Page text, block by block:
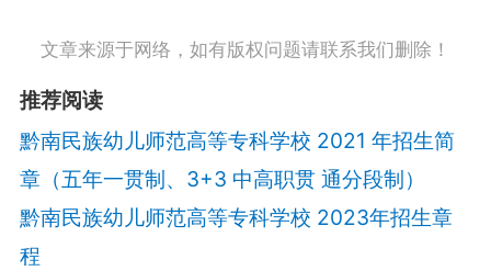
文章来源于网络，如有版权问题请联系我们删除！
推荐阅读
黔南民族幼儿师范高等专科学校 2021 年招生简
章（五年一贯制、3+3 中高职贯 通分段制）
黔南民族幼儿师范高等专科学校 2023年招生章
程